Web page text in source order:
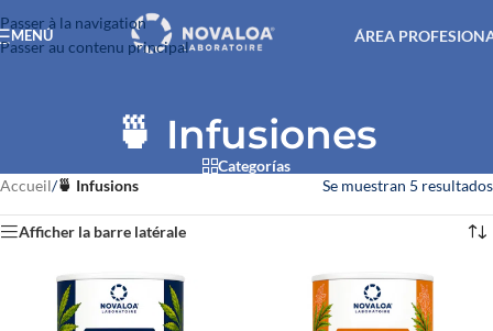
Passer à la navigation
Passer au contenu principal
MENÚ ÁREA
🍵 Infusiones
Categorías
Accueil/🍵 Infusions Se muestran 5 resultados
Afficher la barre latérale